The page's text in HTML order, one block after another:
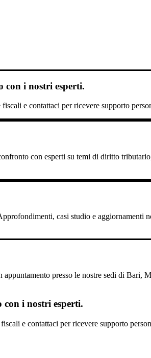
con i nostri esperti.
e contattaci per ricevere supporto
con esperti su temi di diritto
casi studio e aggiornamenti
appuntamento presso le nostre sedi di
i nostri esperti.
e contattaci per ricevere supporto